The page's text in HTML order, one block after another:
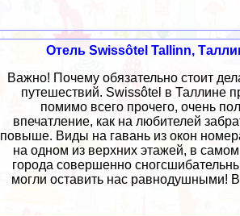
Отель Swissôtel Tallinn,
Важно! Почему обязательно стоит
путешествий. Swissôtel в Таллине
помимо всего прочего, очень
впечатление, как на любителей
повыше. Виды на гавань из окон
на одном из верхних этажей, в
города совершенно
могли оставить нас равнодушными!